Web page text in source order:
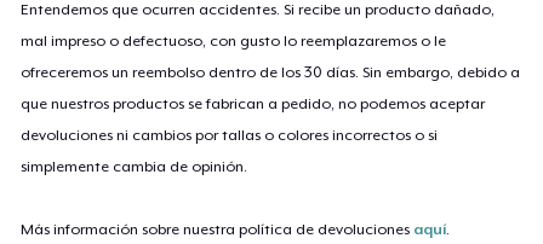
Entendemos que ocurren accidentes. Si recibe un producto dañado,
mal impreso o defectuoso, con gusto lo reemplazaremos o le
ofreceremos un reembolso dentro de los 30 días. Sin embargo, debido a
que nuestros productos se fabrican a pedido, no podemos aceptar
devoluciones ni cambios por tallas o colores incorrectos o si
simplemente cambia de opinión.
Más información sobre nuestra política de devoluciones aquí.